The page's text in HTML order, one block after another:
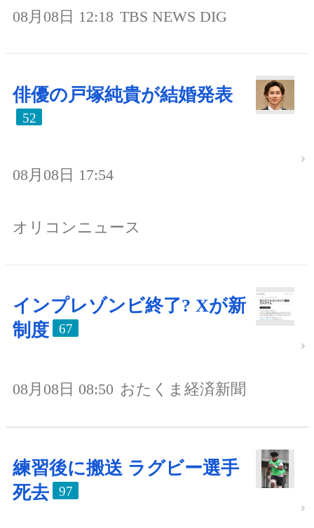
08月08日 12:18 TBS NEWS DIG
俳優の戸塚純貴が結婚発表
52
08月08日 17:54
オリコンニュース
インプレゾンビ終了? Xが新
制度
67
08月08日 08:50 おたくま経済新聞
練習後に搬送 ラグビー選手
死去
97